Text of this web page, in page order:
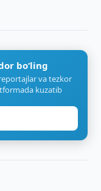
bo‘ling
va tezkor
kuzatib